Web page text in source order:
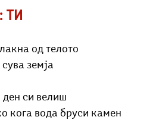
ТИ
од телото
земја
си велиш
кога вода бруси камен